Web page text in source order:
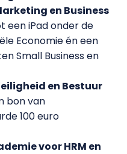
en Business
een iPad onder de
Economie én een
Small Business en
en Bestuur
bon van
100 euro
voor HRM en